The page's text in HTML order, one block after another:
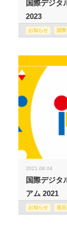
国際デジタ
2023
お知らせ 国
2021.08.04
国際デジタ
アム 2021
お知らせ 巡